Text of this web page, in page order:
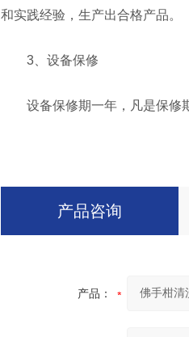
和实践经验，生产出合格产品。
3、设备保修
设备保修期一年，凡是保修期
产品咨询
产品：